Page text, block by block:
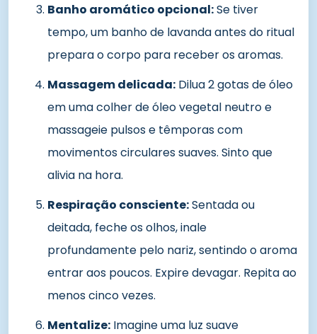
Banho aromático opcional:Se tiver
tempo, um banho de lavanda antes do ritual
prepara o corpo para receber os aromas.
Massagem delicada: Dilua 2 gotas de óleo
em uma colher de óleo vegetal neutro e
massageie pulsos e têmporas com
movimentos circulares suaves. Sinto que
alivia na hora.
Respiração consciente:Sentada ou
deitada, feche os olhos, inale
profundamente pelo nariz, sentindo o aroma
entrar aos poucos. Expire devagar. Repita ao
menos cinco vezes.
Mentalize: Imagine uma luz suave